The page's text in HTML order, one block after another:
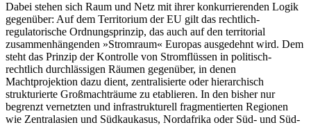
Dabei stehen sich Raum und Netz mit ihrer konkurrierenden Logik
gegenüber: Auf dem Territorium der EU gilt das rechtlich-
regulatorische Ordnungsprinzip, das auch auf den territorial
zusammenhängenden »Stromraum« Europas ausgedehnt wird. Dem
steht das Prinzip der Kontrolle von Stromflüssen in politisch-
rechtlich durchlässigen Räumen gegenüber, in denen
Machtprojektion dazu dient, zentralisierte oder hierarchisch
strukturierte Großmachträume zu etablieren. In den bisher nur
begrenzt vernetzten und infrastrukturell fragmentierten Regionen
wie Zentral­asien und Südkaukasus, Nordafrika oder Süd- und Süd­